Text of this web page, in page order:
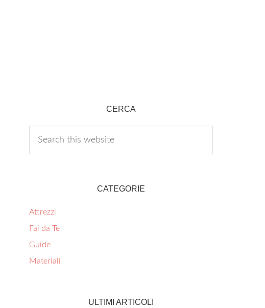
CERCA
CATEGORIE
Attrezzi
Fai da Te
Guide
Materiali
ULTIMI ARTICOLI